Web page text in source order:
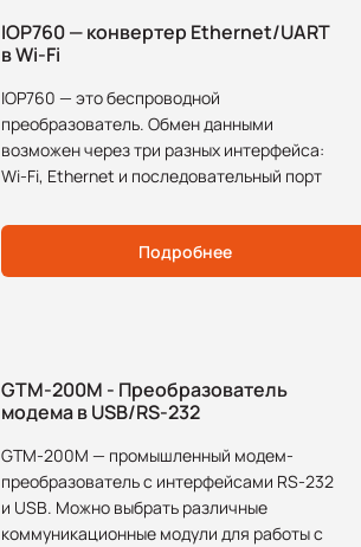
IOP760 — конвертер Ethernet/UART
в Wi-Fi
IOP760 — это беспроводной
преобразователь. Обмен данными
возможен через три разных интерфейса:
Wi-Fi, Ethernet и последовательный порт
Подробнее
GTM-200M - Преобразователь
модема в USB/RS-232
GTM-200M — промышленный модем-
преобразователь с интерфейсами RS-232
и USB. Можно выбрать различные
коммуникационные модули для работы с